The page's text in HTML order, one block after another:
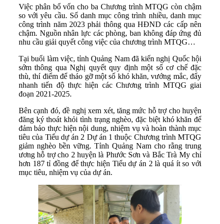
Việc phân bổ vốn cho ba Chương trình MTQG còn chậm
so với yêu cầu. Số danh mục công trình nhiều, danh mục
công trình năm 2023 phải thông qua HĐND các cấp nên
chậm. Nguồn nhân lực các phòng, ban không đáp ứng đủ
nhu cầu giải quyết công việc của chương trình MTQG…
Tại buổi làm việc, tỉnh Quảng Nam đã kiến nghị Quốc hội
sớm thông qua Nghị quyết quy định một số cơ chế đặc
thù, thí điểm để tháo gỡ một số khó khăn, vướng mắc, đẩy
nhanh tiến độ thực hiện các Chương trình MTQG giai
đoạn 2021-2025.
Bên cạnh đó, đề nghị xem xét, tăng mức hỗ trợ cho huyện
đăng ký thoát khỏi tình trạng nghèo, đặc biệt khó khăn để
đảm bảo thực hiện nội dung, nhiệm vụ và hoàn thành mục
tiêu của Tiểu dự án 2 Dự án 1 thuộc Chương trình MTQG
giảm nghèo bền vững. Tỉnh Quảng Nam cho rằng trung
ương hỗ trợ cho 2 huyện là Phước Sơn và Bắc Trà My chỉ
hơn 187 tỉ đồng để thực hiện Tiểu dự án 2 là quá ít so với
mục tiêu, nhiệm vụ của dự án.